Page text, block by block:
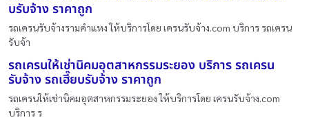
บรับจ้าง ราคาถูก
รถเครนรับจ้างรามคำแหง ให้บริการโดย เครนรับจ้าง.com บริการ รถเครน
รับจ้า
รถเครนให้เช่านิคมอุตสาหกรรมระยอง บริการ รถเครน
รับจ้าง รถเฮี๊ยบรับจ้าง ราคาถูก
รถเครนให้เช่านิคมอุตสาหกรรมระยอง ให้บริการโดย เครนรับจ้าง.com
บริการ ร